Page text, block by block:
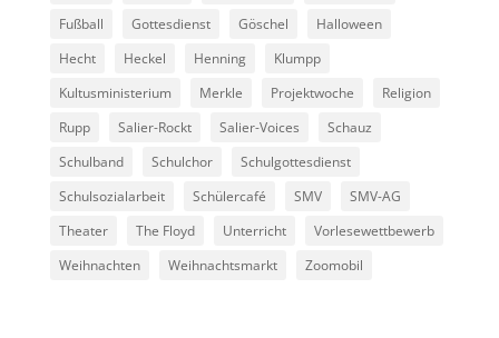
Fußball
Gottesdienst Göschel
Halloween
Hecht
Heckel Henning
Klumpp
Kultusministerium
Merkle Projektwoche
Religion
Rupp
Salier-Rockt Salier-Voices
Schauz
Schulband
Schulchor
Schulgottesdienst
Schulsozialarbeit
Schülercafé SMV
SMV-AG
Theater
The Floyd Unterricht
Vorlesewettbewerb
Weihnachten
Weihnachtsmarkt Zoomobil